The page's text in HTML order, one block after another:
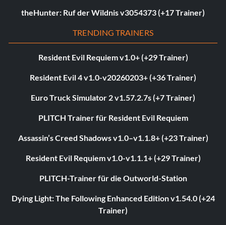
theHunter: Ruf der Wildnis v3054373 (+17 Trainer)
TRENDING TRAINERS
Resident Evil Requiem v1.0+ (+29 Trainer)
Resident Evil 4 v1.0-v20260203+ (+36 Trainer)
Euro Truck Simulator 2 v1.57.2.7s (+7 Trainer)
PLITCH Trainer für Resident Evil Requiem
Assassin’s Creed Shadows v1.0–v1.1.8+ (+23 Trainer)
Resident Evil Requiem v1.0-v1.1.1+ (+29 Trainer)
PLITCH-Trainer für die Outworld-Station
Dying Light: The Following Enhanced Edition v1.54.0 (+24
Trainer)